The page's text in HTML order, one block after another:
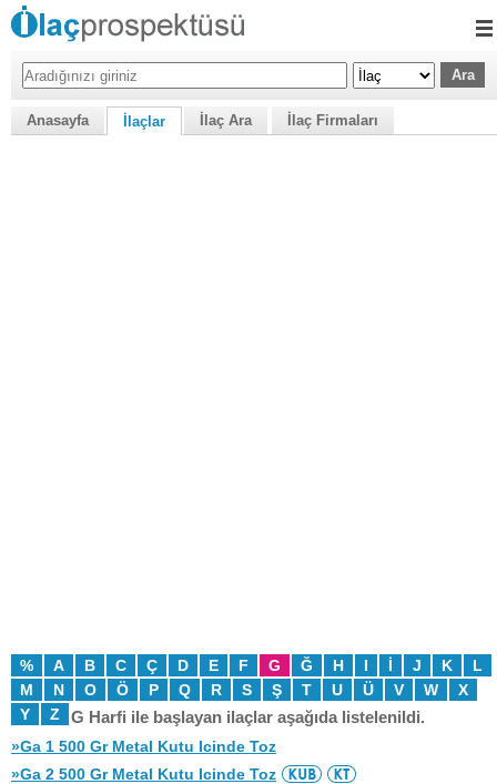
Anasayfa İlaçlar İlaç Ara İlaç Firmaları
% A B C Ç D E F G Ğ H I İ J K
L
M
N O Ö P Q R S Ş T U Ü V W
X
Y
Z G Harfi ile başlayan ilaçlar aşağıda listelenildi.
»Ga 1 500 Gr Metal Kutu Icinde Toz
»Ga 2 500 Gr Metal Kutu Icinde Toz